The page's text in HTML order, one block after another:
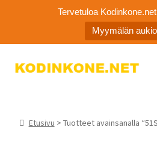
Tervetuloa
Myymälän
Siirry
Siirry
Etusivu > Tuotteet avainsanalla